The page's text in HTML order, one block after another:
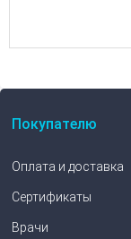
Покупателю
Оплата и доставка
Сертификаты
Врачи